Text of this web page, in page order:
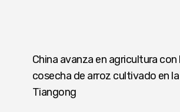
China avanza en agricultura con
cosecha de arroz cultivado en
Tiangong